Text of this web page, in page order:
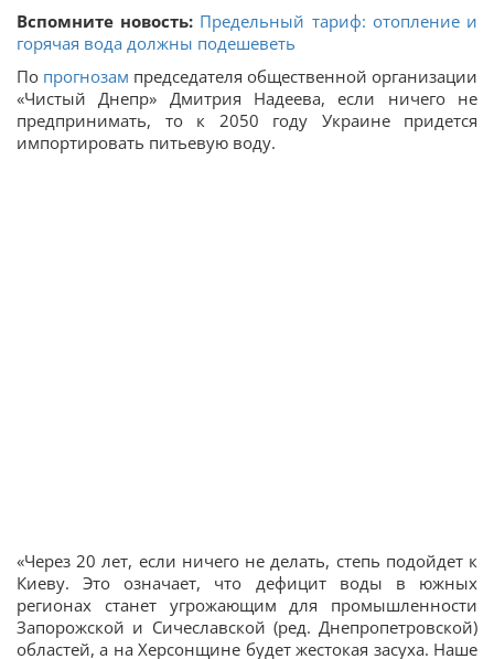
Вспомните новость: Предельный тариф: отопление и
горячая вода должны подешеветь
По прогнозам председателя общественной организации
«Чистый Днепр» Дмитрия Надеева, если ничего не
предпринимать, то к 2050 году Украине придется
импортировать питьевую воду.
«Через 20 лет, если ничего не делать, степь подойдет к
Киеву. Это означает, что дефицит воды в южных
регионах станет угрожающим для промышленности
Запорожской и Сичеславской (ред. Днепропетровской)
областей, а на Херсонщине будет жестокая засуха. Наше